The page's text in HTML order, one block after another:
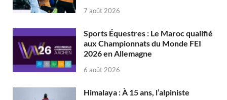
7 août 2026
Sports Équestres : Le Maroc qualifié
aux Championnats du Monde FEI
2026 en Allemagne
6 août 2026
Himalaya : À 15 ans, l’alpiniste